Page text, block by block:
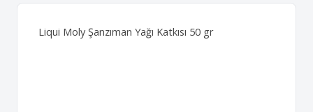
Liqui Moly Şanzıman Yağı Katkısı 50 gr